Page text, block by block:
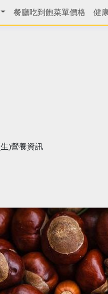
餐廳吃到飽菜單價格 健
)營養資訊